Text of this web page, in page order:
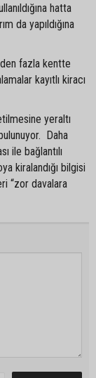
hatta
da yapıldığına
fazla kentte
kayıtlı kiracı
yeraltı
Daha
ile bağlantılı
kiralandığı bilgisi
“zor davalara